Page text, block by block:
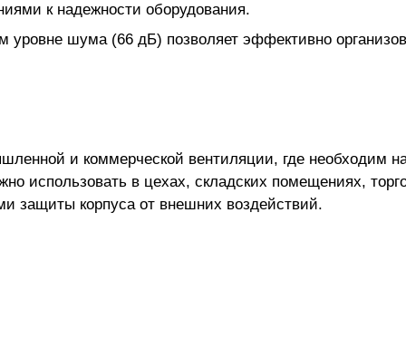
к надежности оборудования.
уровне шума (66 дБ) позволяет эффективно
и коммерческой вентиляции, где необходим
использовать в цехах, складских помещениях,
защиты корпуса от внешних воздействий.